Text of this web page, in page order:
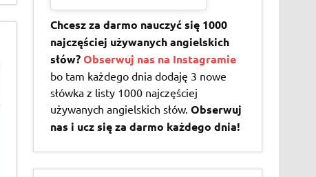
Chcesz za darmo nauczyć się 1000
najczęściej używanych angielskich
słów? Obserwuj nas na Instagramie
bo tam każdego dnia dodaję 3 nowe
słówka z listy 1000 najczęściej
używanych angielskich słów.Obserwuj
nas i ucz się za darmo każdego dnia!